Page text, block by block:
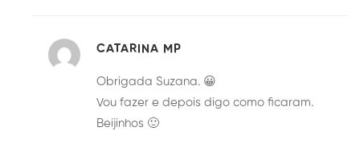
CATARINA MP
Obrigada Suzana. 😀
Vou fazer e depois digo como ficaram.
Beijinhos 🙂